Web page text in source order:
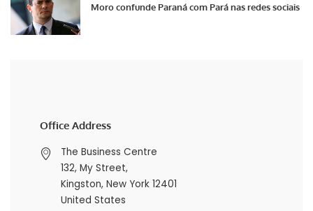
Moro confunde Paraná com Pará nas redes sociais
Office Address
The Business Centre
132, My Street,
Kingston, New York 12401
United States